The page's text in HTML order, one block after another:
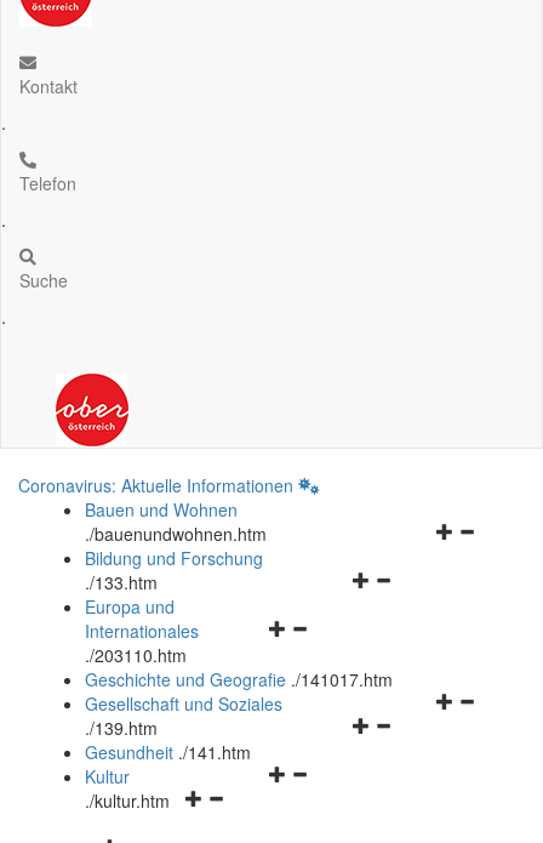
Kontakt
.
Telefon
.
Suche
.
Coronavirus: Aktuelle Informationen
Bauen und Wohnen
./bauenundwohnen.htm
Navigationsmenü
Bildung und Forschung
./133.htm
Navigationsmenü
und
schließen
Europa und
Internationales
./203110.htm
Geschichte und Geografie ./141017.htm
Navigationsmenü
Gesellschaft und Soziales
./139.htm
Navigationsmenü
Gesundheit ./141.htm
Navigationsmenü
Kultur
./kultur.htm